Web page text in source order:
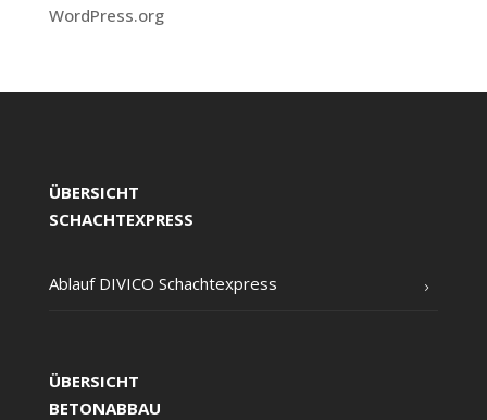
WordPress.org
ÜBERSICHT
SCHACHTEXPRESS
Ablauf DIVICO Schachtexpress
ÜBERSICHT
BETONABBAU